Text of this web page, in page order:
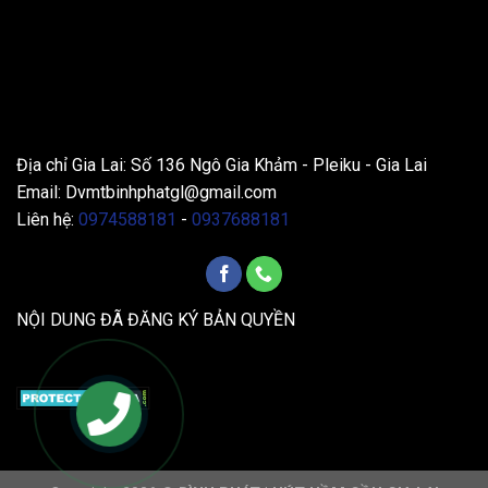
Địa chỉ Gia Lai: Số 136 Ngô Gia Khảm - Pleiku - Gia Lai
Email: Dvmtbinhphatgl@gmail.com
Liên hệ: 0974588181 - 0937688181
NỘI DUNG ĐÃ ĐĂNG KÝ BẢN QUYỀN